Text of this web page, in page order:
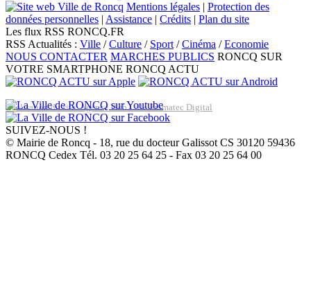
Mentions légales | Protection des
données personnelles | Assistance | Crédits | Plan du site
Les flux RSS RONCQ.FR
RSS Actualités : Ville /Culture / Sport /Cinéma /Economie
NOUS CONTACTER MARCHES PUBLICS RONCQ SUR
VOTRE SMARTPHONE RONCQ ACTU
Réalisation du site: Agence Web Lille Promatec Digital
SUIVEZ-NOUS !
© Mairie de Roncq - 18, rue du docteur Galissot CS 30120 59436
RONCQ Cedex Tél. 03 20 25 64 25 - Fax 03 20 25 64 00